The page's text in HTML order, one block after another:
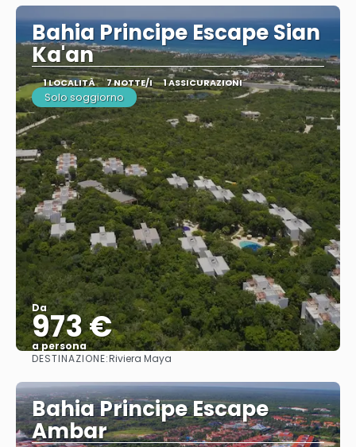
Bahia Principe Escape Sian
Ka'an
1 LOCALITÀ 7 NOTTE/I 1 ASSICURAZIONI
Solo soggiorno
Da
973 €
a persona
Vedere
DESTINAZIONE:Riviera Maya
Bahia Principe Escape
Ambar